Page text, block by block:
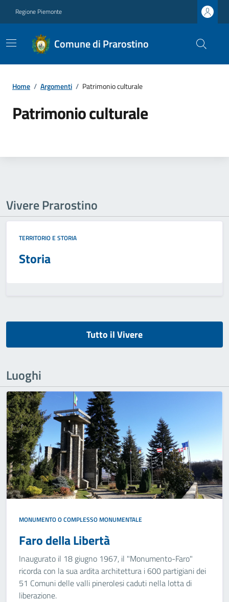
Regione Piemonte
Comune di Prarostino
Home / Argomenti / Patrimonio culturale
Patrimonio culturale
Vivere Prarostino
TERRITORIO E STORIA
Storia
Tutto il Vivere
Luoghi
MONUMENTO O COMPLESSO MONUMENTALE
Faro della Libertà
Inaugurato il 18 giugno 1967, il "Monumento-Faro"
ricorda con la sua ardita architettura i 600 partigiani dei
51 Comuni delle valli pinerolesi caduti nella lotta di
liberazione.